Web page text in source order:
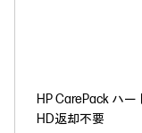
HP CarePack ハ
HD返却不要